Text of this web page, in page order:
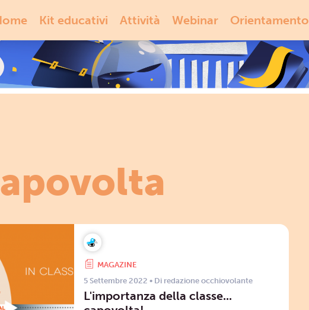
Kit educativi Attività Webinar Orientamento
MAGAZINE
5 Settembre 2022 • Di redazione occhiovolante
L'importanza della classe...